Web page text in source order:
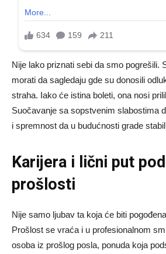
Nije lako priznati sebi da smo pogrešili.
morati da sagledaju gde su donosili
straha. Iako će istina boleti, ona nosi
Suočavanje sa sopstvenim slabostima
i spremnost da u budućnosti grade
Karijera i lični put
prošlosti
Nije samo ljubav ta koja će biti
Prošlost se vraća i u profesionalnom
osoba iz prošlog posla, ponuda koja